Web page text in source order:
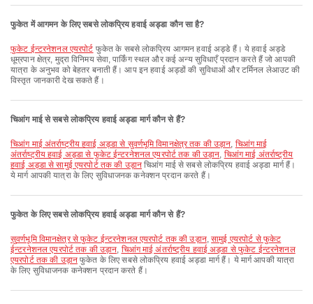
फुकेत में आगमन के लिए सबसे लोकप्रिय हवाई अड्डा कौन सा है?
फुकेट ईन्टरनेशनल एयरपोर्ट फुकेत के सबसे लोकप्रिय आगमन हवाई अड्डे हैं। ये हवाई अड्डे
धूम्रपान क्षेत्र, मुद्रा विनिमय सेवा, पार्किंग स्थल और कई अन्य सुविधाएँ प्रदान करते हैं जो आपकी
यात्रा के अनुभव को बेहतर बनाती हैं। आप इन हवाई अड्डों की सुविधाओं और टर्मिनल लेआउट की
विस्तृत जानकारी देख सकते हैं।
चिआंग माई से सबसे लोकप्रिय हवाई अड्डा मार्ग कौन से हैं?
चिआंग माई अंतर्राष्ट्रीय हवाई अड्डा से सुवर्णभूमि विमानक्षेत्र तक की उड़ान, चिआंग माई
अंतर्राष्ट्रीय हवाई अड्डा से फुकेट ईन्टरनेशनल एयरपोर्ट तक की उड़ान, चिआंग माई अंतर्राष्ट्रीय
हवाई अड्डा से सामुई एयरपोर्ट तक की उड़ानचिआंग माई से सबसे लोकप्रिय हवाई अड्डा मार्ग हैं।
ये मार्ग आपकी यात्रा के लिए सुविधाजनक कनेक्शन प्रदान करते हैं।
फुकेत के लिए सबसे लोकप्रिय हवाई अड्डा मार्ग कौन से हैं?
सुवर्णभूमि विमानक्षेत्र से फुकेट ईन्टरनेशनल एयरपोर्ट तक की उड़ान,सामुई एयरपोर्ट से फुकेट
ईन्टरनेशनल एयरपोर्ट तक की उड़ान, चिआंग माई अंतर्राष्ट्रीय हवाई अड्डा से फुकेट ईन्टरनेशनल
एयरपोर्ट तक की उड़ानफुकेत के लिए सबसे लोकप्रिय हवाई अड्डा मार्ग हैं। ये मार्ग आपकी यात्रा
के लिए सुविधाजनक कनेक्शन प्रदान करते हैं।